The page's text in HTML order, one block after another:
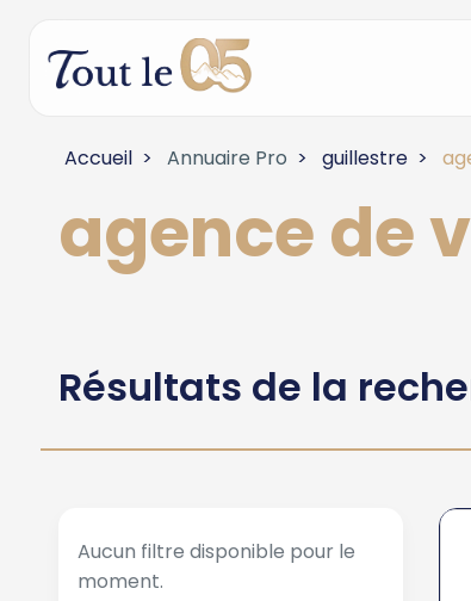
Accueil Annuaire Pro guillestre
agence de
Résultats de la
Aucun filtre disponible pour le
moment.